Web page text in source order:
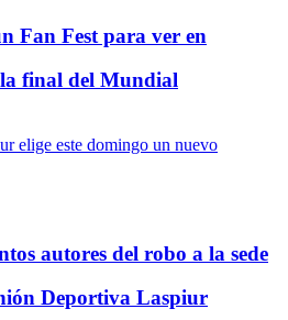
Fan Fest para ver en
final del Mundial
autores del robo a la sede
Deportiva Laspiur